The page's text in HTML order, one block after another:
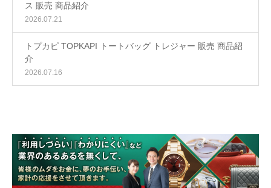
ス 販売 商品紹介
2026.07.21
トプカピ TOPKAPI トートバッグ トレジャー 販売 商品紹
介
2026.07.16